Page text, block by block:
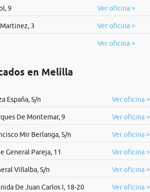
9 Ver oficina >
3 Ver oficina >
Ver oficina >
en Melilla
España, S/n Ver oficina >
De Montemar, 9 Ver oficina >
Mir Berlanga, S/n Ver oficina >
General Pareja, 11 Ver oficina >
Villalba, S/n Ver oficina >
De Juan Carlos I, 18-20 Ver oficina >